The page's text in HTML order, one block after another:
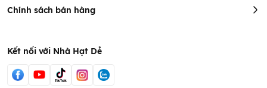
Chính sách bán hàng
Kết nối với Nhà Hạt Dẻ